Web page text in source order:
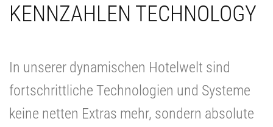
KENNZAHLEN TECHNOLOGY
In unserer dynamischen Hotelwelt sind
fortschrittliche Technologien und Systeme
keine netten Extras mehr, sondern absolute